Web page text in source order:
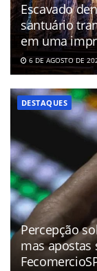
Escavado
santuário
em uma
6 DE AGOSTO DE
DESTAQUES
Percepção
mas apostas